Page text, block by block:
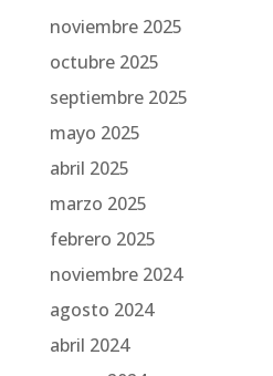
noviembre 2025
octubre 2025
septiembre 2025
mayo 2025
abril 2025
marzo 2025
febrero 2025
noviembre 2024
agosto 2024
abril 2024